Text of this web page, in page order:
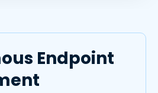
Endpoint